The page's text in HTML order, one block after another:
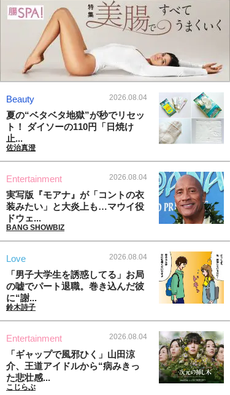
Beauty 2026.08.04
夏の“ベタベタ地獄”が秒でリセッ
ト！ ダイソーの110円「日焼け
止...
佐治真澄
Entertainment 2026.08.04
実写版『モアナ』が「コントの衣
装みたい」と大炎上も…マウイ役
ドウェ...
BANG SHOWBIZ
Love 2026.08.04
「男子大学生を誘惑してる」お局
の嘘でパート退職。巻き込んだ彼
に“謝...
鈴木詩子
Entertainment 2026.08.04
「ギャップで風邪ひく」山田涼
介、王道アイドルから“病みきっ
た悲壮感...
こじらぶ